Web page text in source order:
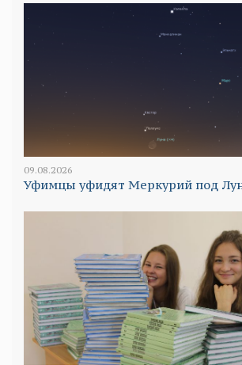
09.08.2026
Уфимцы уфидят Меркурий под